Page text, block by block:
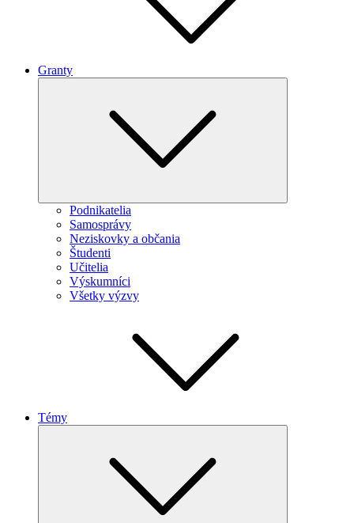
Granty
Podnikatelia
Samosprávy
Neziskovky a občania
Študenti
Učitelia
Výskumníci
Všetky výzvy
Témy